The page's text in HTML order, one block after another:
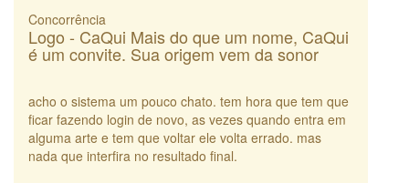
Concorrência
Logo - CaQui Mais do que um nome, CaQui
é um convite. Sua origem vem da sonor
acho o sistema um pouco chato. tem hora que tem que
ficar fazendo login de novo, as vezes quando entra em
alguma arte e tem que voltar ele volta errado. mas
nada que interfira no resultado final.